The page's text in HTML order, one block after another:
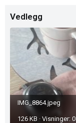
Vedlegg
IMG_8864.jpeg
126 KB · Visninger: 0